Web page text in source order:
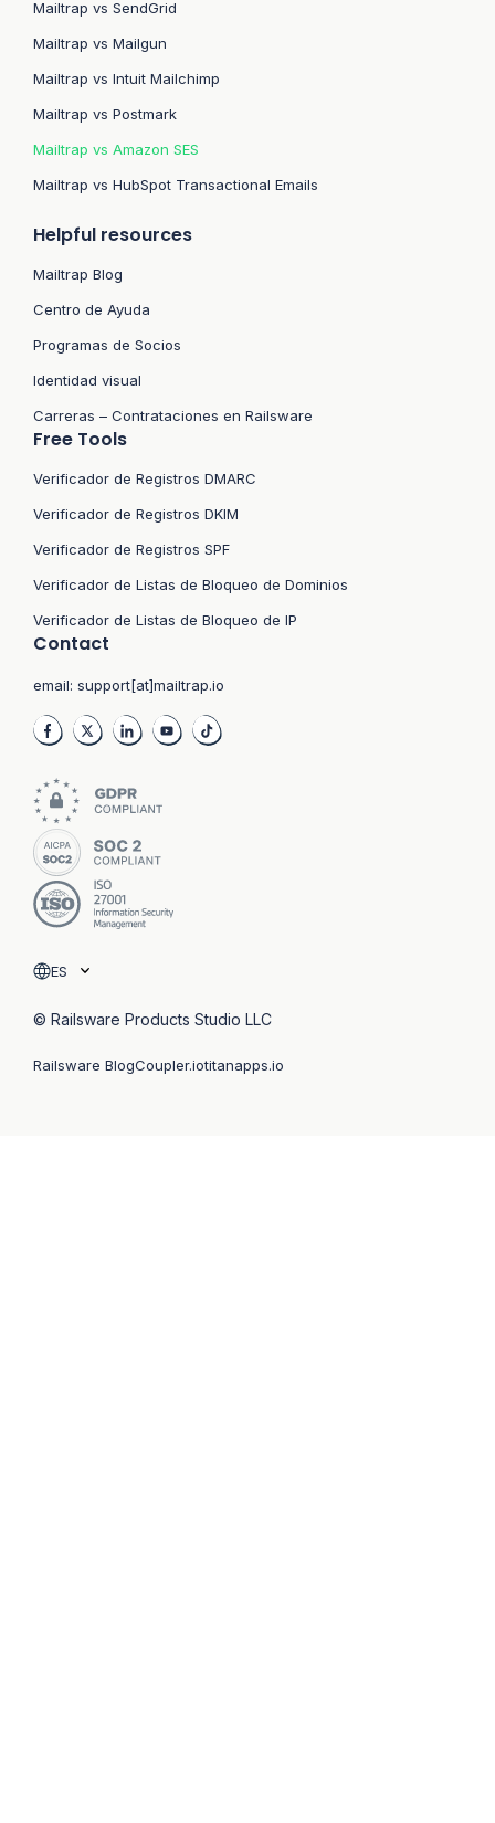
Mailtrap vs SendGrid
Mailtrap vs Mailgun
Mailtrap vs Intuit Mailchimp
Mailtrap vs Postmark
Mailtrap vs Amazon SES
Mailtrap vs HubSpot Transactional Emails
Helpful resources
Mailtrap Blog
Centro de Ayuda
Programas de Socios
Identidad visual
Carreras – Contrataciones en Railsware
Free Tools
Verificador de Registros DMARC
Verificador de Registros DKIM
Verificador de Registros SPF
Verificador de Listas de Bloqueo de Dominios
Verificador de Listas de Bloqueo de IP
Contact
email: support[at]mailtrap.io
ES
Railsware BlogCoupler.iotitanapps.io
© Railsware Products Studio LLC